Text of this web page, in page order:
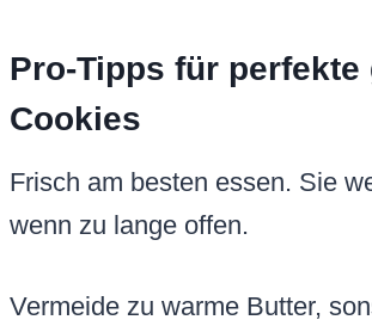
Pro-Tipps für perfekte
Cookies
Frisch am besten essen. Sie
wenn zu lange offen.
Vermeide zu warme Butter,